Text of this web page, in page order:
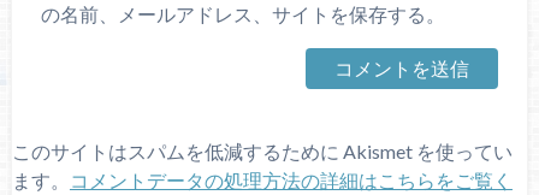
の名前、メールアドレス、サイトを保存する。
このサイトはスパムを低減するために Akismet を使ってい
ます。
コメントデータの処理方法の詳細はこちらをご覧く